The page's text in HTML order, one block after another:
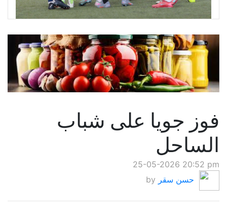
فوز جويا على شباب
الساحل
25-05-2026 20:52 pm
by حسن سقر